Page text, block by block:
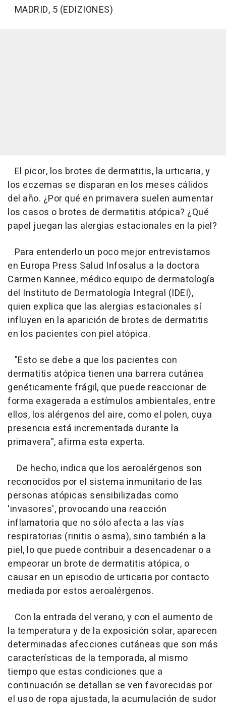
MADRID, 5 (EDIZIONES)
El picor, los brotes de dermatitis, la urticaria, y
los eczemas se disparan en los meses cálidos
del año. ¿Por qué en primavera suelen aumentar
los casos o brotes de dermatitis atópica? ¿Qué
papel juegan las alergias estacionales en la piel?
Para entenderlo un poco mejor entrevistamos
en Europa Press Salud Infosalus a la doctora
Carmen Kannee, médico equipo de dermatología
del Instituto de Dermatología Integral (IDEI),
quien explica que las alergias estacionales sí
influyen en la aparición de brotes de dermatitis
en los pacientes con piel atópica.
"Esto se debe a que los pacientes con
dermatitis atópica tienen una barrera cutánea
genéticamente frágil, que puede reaccionar de
forma exagerada a estímulos ambientales, entre
ellos, los alérgenos del aire, como el polen, cuya
presencia está incrementada durante la
primavera", afirma esta experta.
De hecho, indica que los aeroalérgenos son
reconocidos por el sistema inmunitario de las
personas atópicas sensibilizadas como
'invasores', provocando una reacción
inflamatoria que no sólo afecta a las vías
respiratorias (rinitis o asma), sino también a la
piel, lo que puede contribuir a desencadenar o a
empeorar un brote de dermatitis atópica, o
causar en un episodio de urticaria por contacto
mediada por estos aeroalérgenos.
Con la entrada del verano, y con el aumento de
la temperatura y de la exposición solar, aparecen
determinadas afecciones cutáneas que son más
características de la temporada, al mismo
tiempo que estas condiciones que a
continuación se detallan se ven favorecidas por
el uso de ropa ajustada, la acumulación de sudor